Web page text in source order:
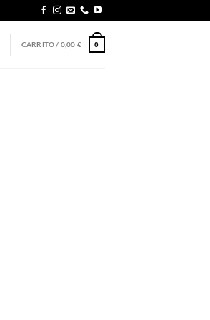
CARRITO / 0,00 € 0